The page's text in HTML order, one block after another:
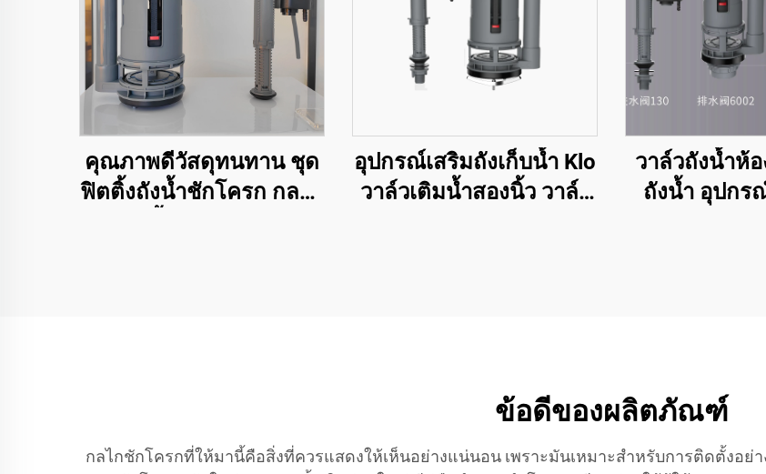
คุณภาพดีวัสดุทนทาน ชุด
ฟิตติ้งถังน้ำชักโครก กลไก
อุปกรณ์เสริมถังเก็บน้ำ Klo
วาล์วเติมน้ำสองนิ้ว วาล์ว
วาล์วถังน้ำห้
ถังน้ำ อุปก
ข้อดีของผลิตภัณฑ์
กลไกชักโครกที่ให้มานี้คือสิ่งที่ควรแสดงให้เห็นอย่างแน่นอน เพราะมันเหมาะสำหรับการติดตั้งอย่